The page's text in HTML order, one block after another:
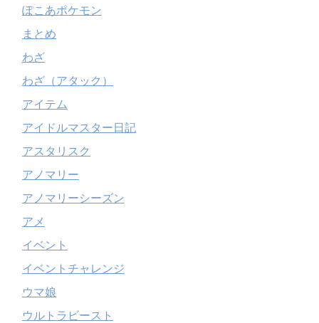
ぽこあポケモン
まとめ
わざ
わざ（アタック）
アイテム
アイドルマスター日記
アスタリスク
アノマリー
アノマリーシーズン
アメ
イベント
イベントチャレンジ
ウマ娘
ウルトラビースト